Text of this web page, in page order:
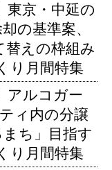
東京・中延の
の基準案、
替えの枠組み
り月間特集
アルコガー
ィ内の分譲
ち」目指す
り月間特集